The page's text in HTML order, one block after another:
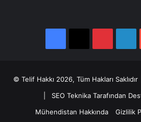
© Telif Hakkı 2026, Tüm Hakları
SEO Teknika Tarafından
Mühendistan Hakkında
Gizlilik